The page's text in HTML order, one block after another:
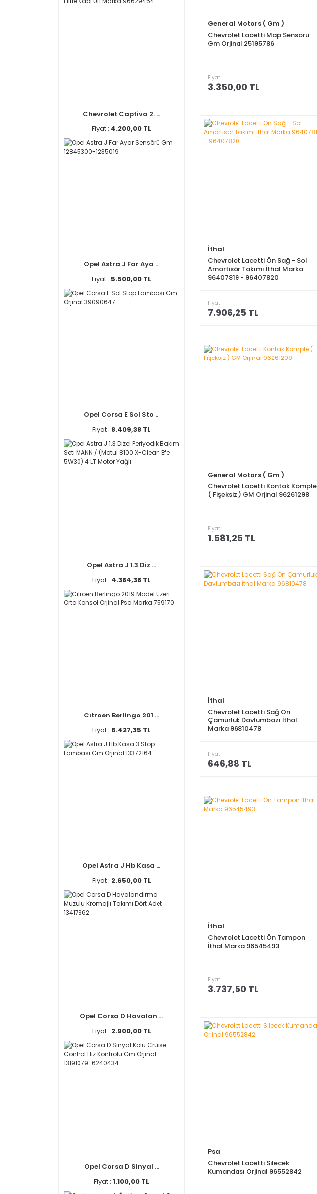
Chevrolet Captiva 2. ...
Fiyat : 4.200,00 TL
Opel Astra J Far Aya ...
Fiyat : 5.500,00 TL
Opel Corsa E Sol Sto ...
Fiyat : 8.409,38 TL
Opel Astra J 1.3 Diz ...
Fiyat : 4.384,38 TL
Cıtroen Berlingo 201 ...
Fiyat : 6.427,35 TL
Opel Astra J Hb Kasa ...
Fiyat : 2.650,00 TL
Opel Corsa D Havalan ...
Fiyat : 2.900,00 TL
Opel Corsa D Sinyal ...
Fiyat : 1.100,00 TL
General Motors ( Gm )
Chevrolet Lacetti Map Sensörü
Gm Orjinal 25195786
Fiyatı
3.350,00 TL
İthal
Chevrolet Lacetti Ön Sağ - Sol
Amortisör Takımı İthal Marka
96407819 - 96407820
Fiyatı
7.906,25 TL
General Motors ( Gm )
Chevrolet Lacetti Kontak Komple
( Fişeksiz ) GM Orjinal 96261298
Fiyatı
1.581,25 TL
İthal
Chevrolet Lacetti Sağ Ön
Çamurluk Davlumbazı İthal
Marka 96810478
Fiyatı
646,88 TL
İthal
Chevrolet Lacetti Ön Tampon
İthal Marka 96545493
Fiyatı
3.737,50 TL
Psa
Chevrolet Lacetti Silecek
Kumandası Orjinal 96552842